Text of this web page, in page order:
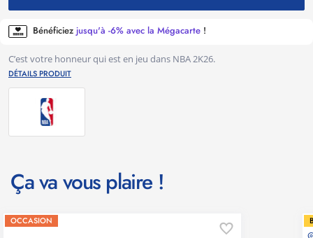
Bénéficiez jusqu'à -6% avec la Mégacarte !
C’est votre honneur qui est en jeu dans NBA 2K26.
DÉTAILS PRODUIT
Ça va vous plaire !
OCCASION